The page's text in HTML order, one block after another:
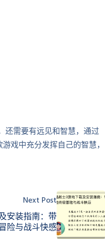
还需要有远见和智慧，通过
戏中充分发挥自己的智慧，
Next Post
安装指南：带
险与战斗快感